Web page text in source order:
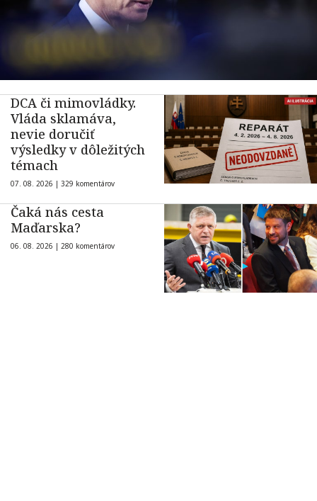
DCA či mimovládky.
Vláda sklamáva,
nevie doručiť
výsledky v dôležitých
témach
07. 08. 2026 | 329 komentárov
Čaká nás cesta
Maďarska?
06. 08. 2026 | 280 komentárov